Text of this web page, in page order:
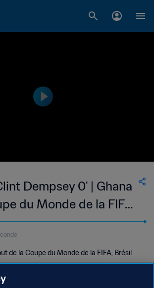
Dempsey 0' | Ghana
du Monde de la FIFA,
de la Coupe du Monde de la FIFA, Brésil